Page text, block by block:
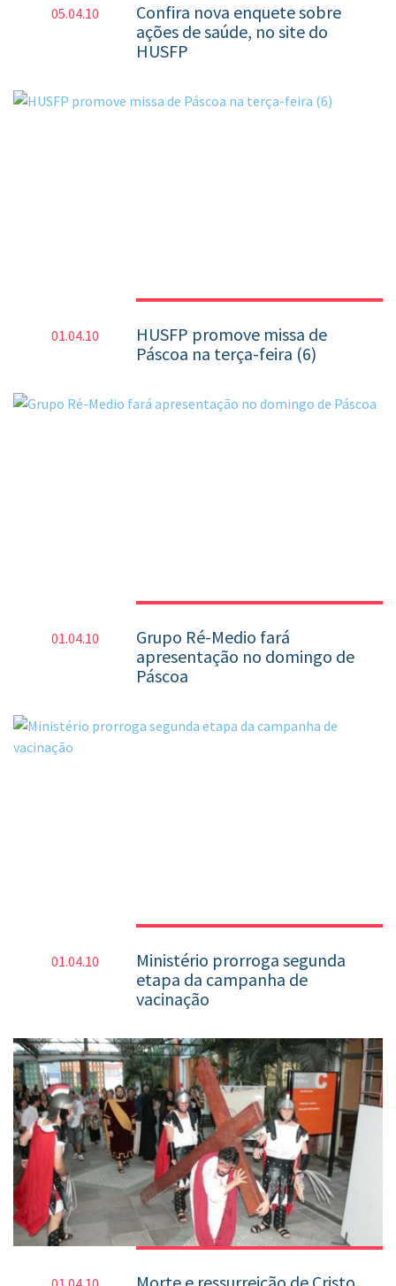
05.04.10
Confira nova enquete sobre
ações de saúde, no site do
HUSFP
01.04.10
HUSFP promove missa de
Páscoa na terça-feira (6)
01.04.10
Grupo Ré-Medio fará
apresentação no domingo de
Páscoa
01.04.10
Ministério prorroga segunda
etapa da campanha de
vacinação